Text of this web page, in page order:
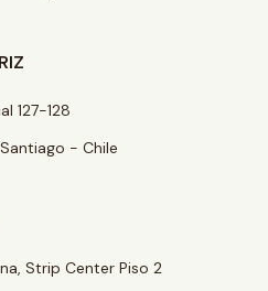
127-128
- Chile
Strip Center Piso 2